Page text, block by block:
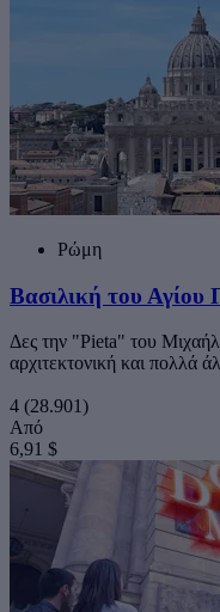
Ρώμη
Βασιλική του Αγίου
Δες την "Pieta" του
αρχιτεκτονική και πολλά
4 (28.901)
Από
6,91 $